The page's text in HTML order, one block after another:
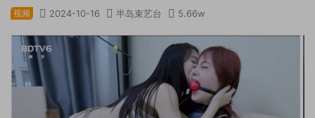
视频 2024-10-16 半岛束艺台 5.66w